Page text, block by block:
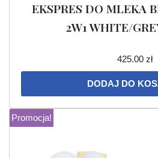
EKSPRES DO MLEKA
2W1 WHITE/
425.00 zł
DODAJ DO
Promocja!